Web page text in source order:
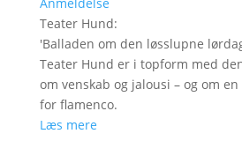
Teater Hund:
'Balladen om den løsslupne
Teater Hund er i topform med
om venskab og jalousi – og om
for flamenco.
Læs mere